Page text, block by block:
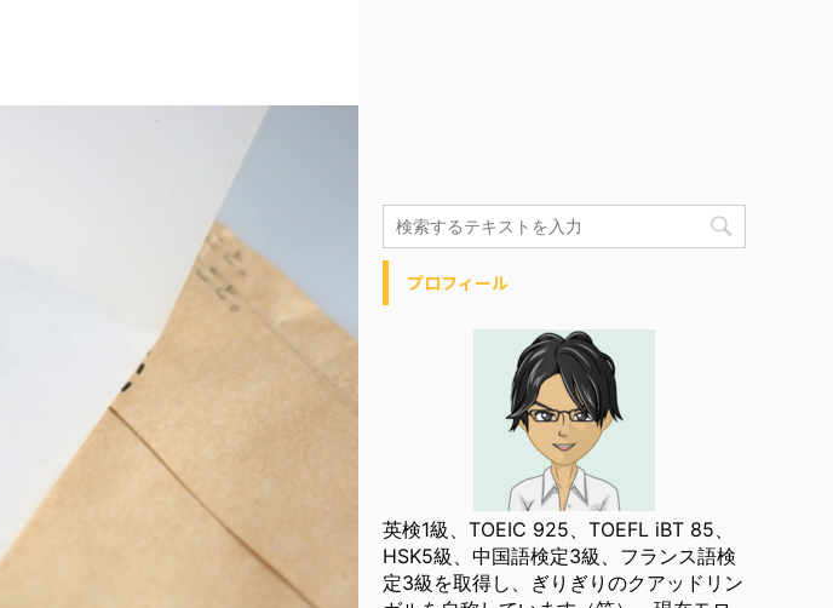
プロフィール
英検1級、TOEIC 925、TOEFL iBT 85、
HSK5級、中国語検定3級、フランス語検
定3級を取得し、ぎりぎりのクアッドリン